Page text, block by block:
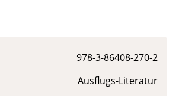
978-3-86408-270-2
Ausflugs-Literatur